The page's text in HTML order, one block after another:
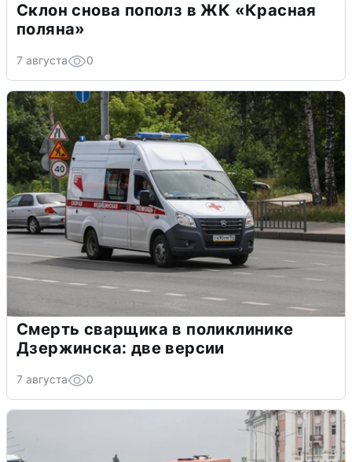
Склон снова пополз в ЖК «Красная
поляна»
7 августа 0
Смерть сварщика в поликлинике
Дзержинска: две версии
7 августа 0